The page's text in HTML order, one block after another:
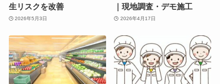
生リスクを改善
2026年5月3日
｜現地調査・デモ施工
2026年4月17日